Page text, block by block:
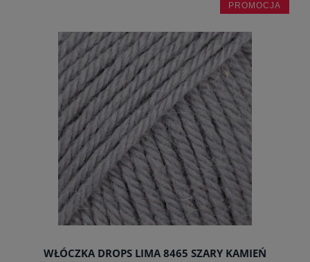
do koszyka
WŁÓCZKA DROPS LIMA 8465 SZARY KAMIEŃ
PROMOCJA